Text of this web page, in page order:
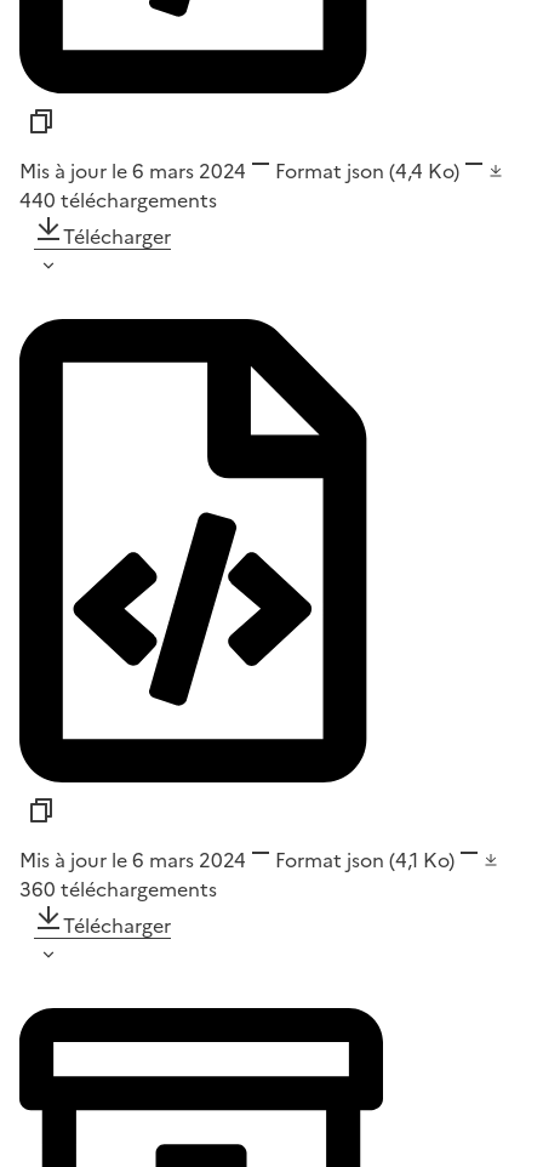
Mis à jour le 6 mars 2024 Format json (4,4 Ko)
440 téléchargements
Télécharger
Mis à jour le 6 mars 2024 Format json (4,1 Ko)
360 téléchargements
Télécharger